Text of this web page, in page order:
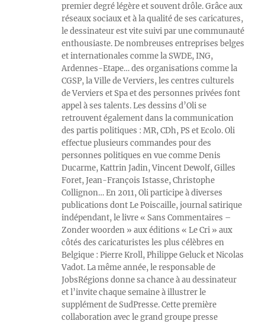
premier degré légère et souvent drôle. Grâce aux
réseaux sociaux et à la qualité de ses caricatures,
le dessinateur est vite suivi par une communauté
enthousiaste. De nombreuses entreprises belges
et internationales comme la SWDE, ING,
Ardennes-Etape… des organisations comme la
CGSP, la Ville de Verviers, les centres culturels
de Verviers et Spa et des personnes privées font
appel à ses talents. Les dessins d’Oli se
retrouvent également dans la communication
des partis politiques : MR, CDh, PS et Ecolo. Oli
effectue plusieurs commandes pour des
personnes politiques en vue comme Denis
Ducarme, Kattrin Jadin, Vincent Dewolf, Gilles
Foret, Jean-François Istasse, Christophe
Collignon… En 2011, Oli participe à diverses
publications dont Le Poiscaille, journal satirique
indépendant, le livre « Sans Commentaires –
Zonder woorden » aux éditions « Le Cri » aux
côtés des caricaturistes les plus célèbres en
Belgique : Pierre Kroll, Philippe Geluck et Nicolas
Vadot. La même année, le responsable de
JobsRégions donne sa chance à au dessinateur
et l’invite chaque semaine à illustrer le
supplément de SudPresse. Cette première
collaboration avec le grand groupe presse